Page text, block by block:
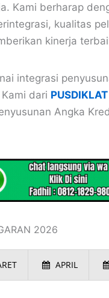
Kami berharap
kualitas
kinerja
integrasi
dari
Angka
2026
APRIL